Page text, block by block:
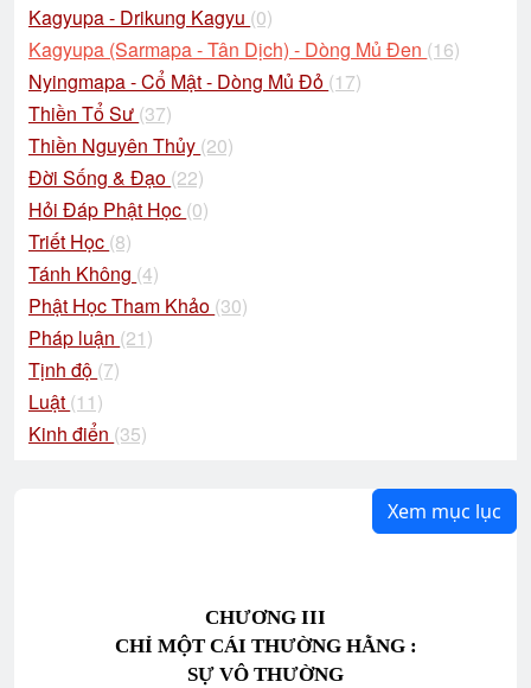
Kagyupa - Drikung Kagyu (0)
Kagyupa (Sarmapa - Tân Dịch) - Dòng Mủ Đen (16)
Nyingmapa - Cổ Mật - Dòng Mủ Đỏ (17)
Thiền Tổ Sư (37)
Thiền Nguyên Thủy (20)
Đời Sống & Đạo (22)
Hỏi Đáp Phật Học (0)
Triết Học (8)
Tánh Không (4)
Phật Học Tham Khảo (30)
Pháp luận (21)
Tịnh độ (7)
Luật (11)
Kinh điển (35)
Xem mục lục
CHƯƠNG III
CHỈ MỘT CÁI THƯỜNG HẰNG :
SỰ VÔ THƯỜNG